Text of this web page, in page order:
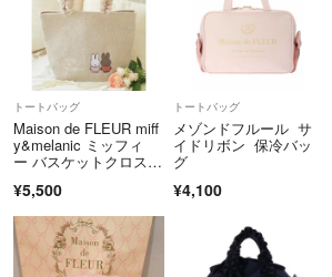
トートバッグ
Maison de FLEUR miff
y&melanic ミッフィ
ー バスケットクロスト
¥5,500
トートバッグ
メゾンドフルール サ
イドリボン 保冷バッ
グ
¥4,100